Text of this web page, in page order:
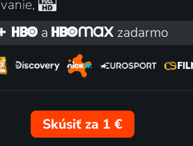
,
a
zadarmo
Skúsiť za 1 €